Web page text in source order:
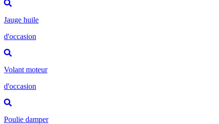
Jauge huile
d'occasion
Volant moteur
d'occasion
Poulie damper